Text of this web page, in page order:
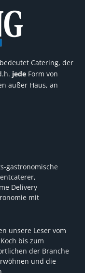
Catering, der
jede Form von
außer Haus, an
gastronomische
Delivery
mit
unsere Leser vom
bis zum
der Branche
und die